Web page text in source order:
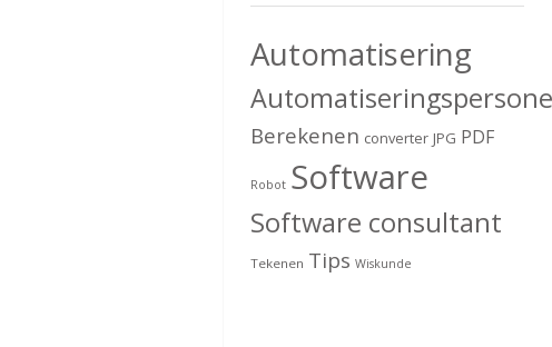
Automatisering
Berekenen converter JPG PDF
Robot Software
Software consultant
Tekenen Tips Wiskunde